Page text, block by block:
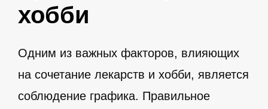
хобби
Одним из важных факторов, влияющих
на сочетание лекарств и хобби, является
соблюдение графика. Правильное